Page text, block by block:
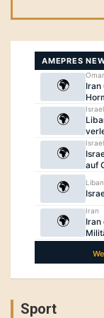
Sport